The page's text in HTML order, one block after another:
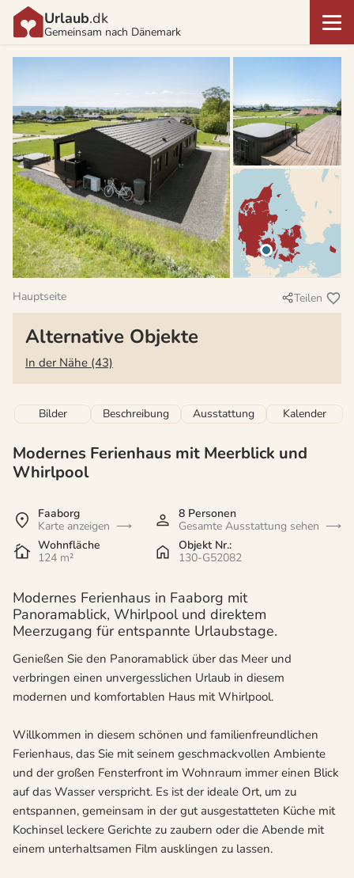
Urlaub.dk
Gemeinsam nach Dänemark
Hauptseite Teilen
Alternative Objekte
In der Nähe (43)
Bilder Beschreibung Ausstattung Kalender
Modernes Ferienhaus mit Meerblick und
Whirlpool
Faaborg
Karte anzeigen
8 Personen
Gesamte Ausstattung sehen
Wohnfläche
124 m²
Objekt Nr.:
130-G52082
Modernes Ferienhaus in Faaborg mit
Panoramablick, Whirlpool und direktem
Meerzugang für entspannte Urlaubstage.
Genießen Sie den Panoramablick über das Meer und
verbringen einen unvergesslichen Urlaub in diesem
modernen und komfortablen Haus mit Whirlpool.
Willkommen in diesem schönen und familienfreundlichen
Ferienhaus, das Sie mit seinem geschmackvollen Ambiente
und der großen Fensterfront im Wohnraum immer einen Blick
auf das Wasser verspricht. Es ist der ideale Ort, um zu
entspannen, gemeinsam in der gut ausgestatteten Küche mit
Kochinsel leckere Gerichte zu zaubern oder die Abende mit
einem unterhaltsamen Film ausklingen zu lassen.